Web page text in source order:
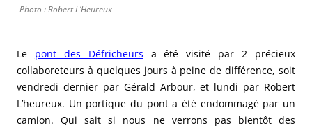
Photo : Robert L’Heureux
Le pont des Défricheurs a été visité par 2 précieux
collaboreteurs à quelques jours à peine de différence, soit
vendredi dernier par Gérald Arbour, et lundi par Robert
L’heureux. Un portique du pont a été endommagé par un
camion. Qui sait si nous ne verrons pas bientôt des